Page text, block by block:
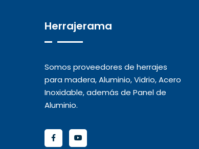
Herrajerama
Somos proveedores de herrajes
para madera, Aluminio, Vidrio, Acero
Inoxidable, además de Panel de
Aluminio.